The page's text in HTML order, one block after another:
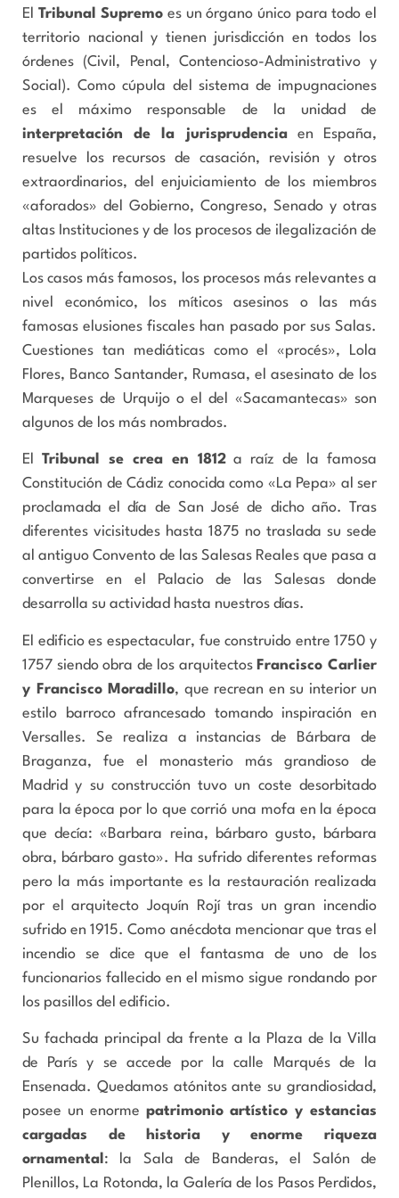
El Tribunal Supremo es un órgano único para todo el
territorio nacional y tienen jurisdicción en todos los
órdenes (Civil, Penal, Contencioso-Administrativo y
Social). Como cúpula del sistema de impugnaciones
es el máximo responsable de la unidad de
interpretación de la jurisprudenciaen España,
resuelve los recursos de casación, revisión y otros
extraordinarios, del enjuiciamiento de los miembros
«aforados» del Gobierno, Congreso, Senado y otras
altas Instituciones y de los procesos de ilegalización de
partidos políticos.
Los casos más famosos, los procesos más relevantes a
nivel económico, los míticos asesinos o las más
famosas elusiones fiscales han pasado por sus Salas.
Cuestiones tan mediáticas como el «procés», Lola
Flores, Banco Santander, Rumasa, el asesinato de los
Marqueses de Urquijo o el del «Sacamantecas» son
algunos de los más nombrados.
El Tribunal se crea en 1812a raíz de la famosa
Constitución de Cádiz conocida como «La Pepa» al ser
proclamada el día de San José de dicho año. Tras
diferentes vicisitudes hasta 1875 no traslada su sede
al antiguo Convento de las Salesas Reales que pasa a
convertirse en el Palacio de las Salesas donde
desarrolla su actividad hasta nuestros días.
El edificio es espectacular, fue construido entre 1750 y
1757 siendo obra de los arquitectos Francisco Carlier
y Francisco Moradillo, que recrean en su interior un
estilo barroco afrancesado tomando inspiración en
Versalles. Se realiza a instancias de Bárbara de
Braganza, fue el monasterio más grandioso de
Madrid y su construcción tuvo un coste desorbitado
para la época por lo que corrió una mofa en la época
que decía: «Barbara reina, bárbaro gusto, bárbara
obra, bárbaro gasto». Ha sufrido diferentes reformas
pero la más importante es la restauración realizada
por el arquitecto Joquín Rojí tras un gran incendio
sufrido en 1915. Como anécdota mencionar que tras el
incendio se dice que el fantasma de uno de los
funcionarios fallecido en el mismo sigue rondando por
los pasillos del edificio.
Su fachada principal da frente a la Plaza de la Villa
de París y se accede por la calle Marqués de la
Ensenada. Quedamos atónitos ante su grandiosidad,
posee un enorme patrimonio artístico y estancias
cargadas de historia y enorme riqueza
ornamental : la Sala de Banderas, el Salón de
Plenillos, La Rotonda, la Galería de los Pasos Perdidos,